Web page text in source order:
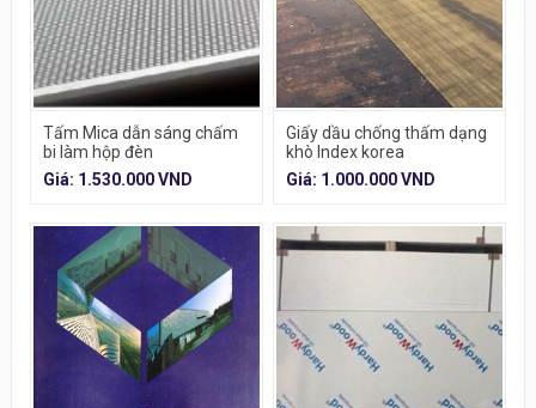
Tấm Mica dẫn sáng chấm
bi làm hộp đèn
Giá: 1.530.000 VND
Giấy dầu chống thấm dạng
khò Index korea
Giá: 1.000.000 VND